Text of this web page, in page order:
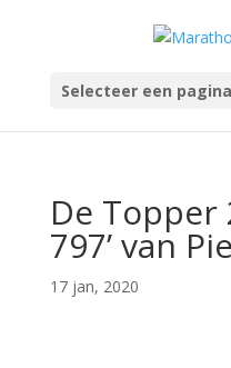
Selecteer een pagina
De Topper
797’ van
17 jan, 2020